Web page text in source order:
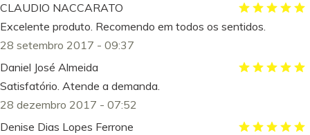
CLAUDIO NACCARATO
Excelente produto. Recomendo em todos os sentidos.
28 setembro 2017 - 09:37
Daniel José Almeida
Satisfatório. Atende a demanda.
28 dezembro 2017 - 07:52
Denise Dias Lopes Ferrone